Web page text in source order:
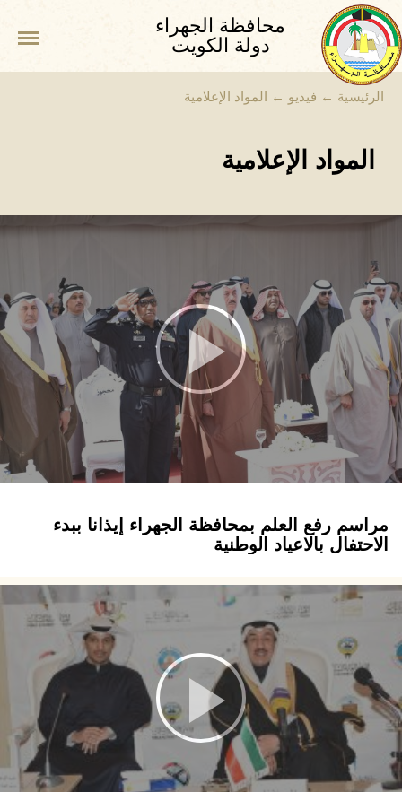
محافظة الجهراء
دولة الكويت
الرئيسية ← فيديو ← المواد الإعلامية
المواد الإعلامية
مراسم رفع العلم بمحافظة الجهراء إيذانا ببدء
الاحتفال بالاعياد الوطنية